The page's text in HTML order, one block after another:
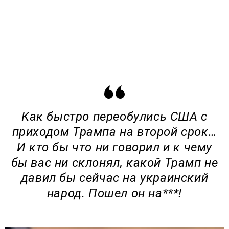
Как быстро переобулись США с
приходом Трампа на второй срок…
И кто бы что ни говорил и к чему
бы вас ни склонял, какой Трамп не
давил бы сейчас на украинский
народ. Пошел он на***!